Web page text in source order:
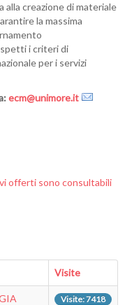
creazione di materiale
la massima
i criteri di
per i servizi
ecm@unimore.it
offerti sono consultabili
Visite
Visite: 7418